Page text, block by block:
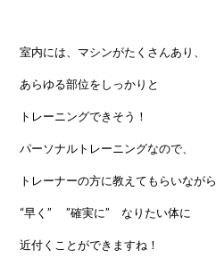
室内には、マシンがたくさんあり、
あらゆる部位をしっかりと
トレーニングできそう！
パーソナルトレーニングなので、
トレーナーの方に教えてもらいながら
“早く” ”確実に” なりたい体に
近付くことができますね！